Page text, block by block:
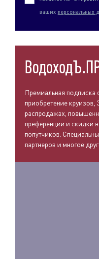
ваших персональных
Премиальная подписка
приобретение круизов,
распродажах,
преференции и скидки
попутчиков.
партнеров и многое